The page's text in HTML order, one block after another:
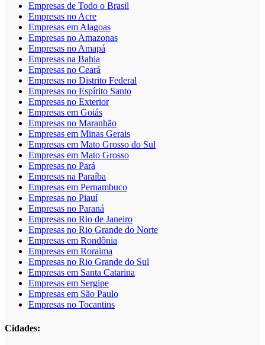
Empresas de Todo o Brasil
Empresas no Acre
Empresas em Alagoas
Empresas no Amazonas
Empresas no Amapá
Empresas na Bahia
Empresas no Ceará
Empresas no Distrito Federal
Empresas no Espírito Santo
Empresas no Exterior
Empresas em Goiás
Empresas no Maranhão
Empresas em Minas Gerais
Empresas em Mato Grosso do Sul
Empresas em Mato Grosso
Empresas no Pará
Empresas na Paraíba
Empresas em Pernambuco
Empresas no Piauí
Empresas no Paraná
Empresas no Rio de Janeiro
Empresas no Rio Grande do Norte
Empresas em Rondônia
Empresas em Roraima
Empresas no Rio Grande do Sul
Empresas em Santa Catarina
Empresas em Sergipe
Empresas em São Paulo
Empresas no Tocantins
Cidades: